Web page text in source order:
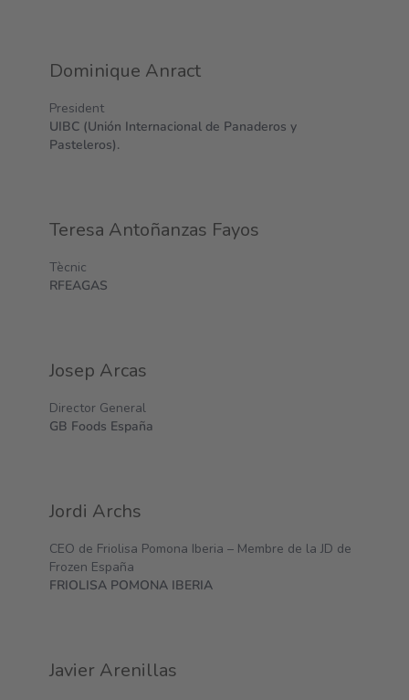
Dominique Anract
President
UIBC (Unión Internacional de Panaderos y
Pasteleros).
Teresa Antoñanzas Fayos
Tècnic
RFEAGAS
Josep Arcas
Director General
GB Foods España
Jordi Archs
CEO de Friolisa Pomona Iberia – Membre de la JD de
Frozen España
FRIOLISA POMONA IBERIA
Javier Arenillas